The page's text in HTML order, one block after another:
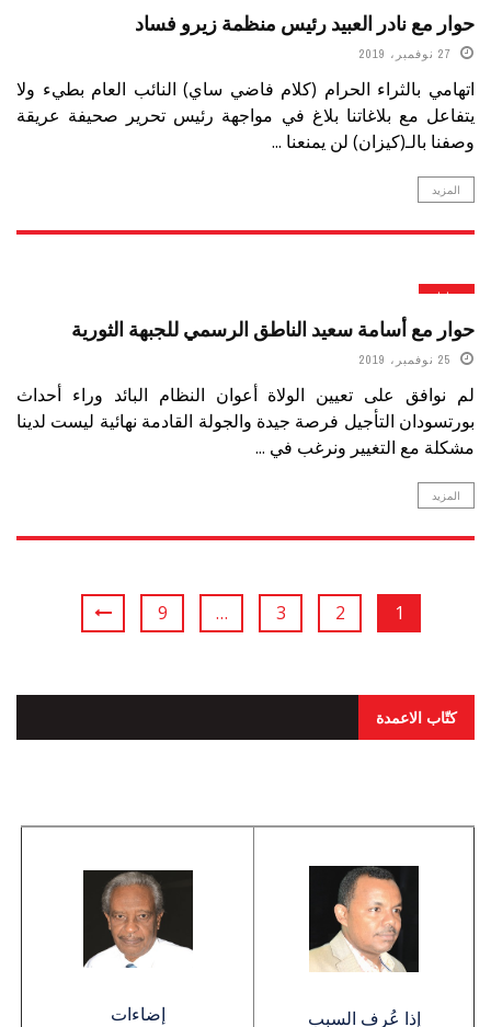
حوار مع نادر العبيد رئيس منظمة زيرو فساد
27 نوفمبر، 2019
اتهامي بالثراء الحرام (كلام فاضي ساي) النائب العام بطيء ولا
يتفاعل مع بلاغاتنا بلاغ في مواجهة رئيس تحرير صحيفة عريقة
وصفنا بالـ(كيزان) لن يمنعنا ...
المزيد
حوارات
حوار مع أسامة سعيد الناطق الرسمي للجبهة الثورية
25 نوفمبر، 2019
لم نوافق على تعيين الولاة أعوان النظام البائد وراء أحداث
بورتسودان التأجيل فرصة جيدة والجولة القادمة نهائية ليست لدينا
مشكلة مع التغيير ونرغب في ...
المزيد
1
2
3
…
9
كتّاب الاعمدة
إذا عُرف السبب إضاءات